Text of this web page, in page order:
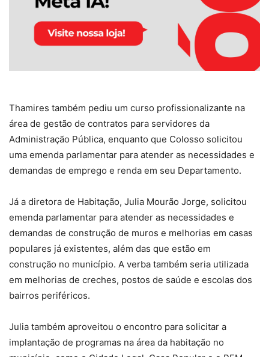
Thamires também pediu um curso profissionalizante na
área de gestão de contratos para servidores da
Administração Pública, enquanto que Colosso solicitou
uma emenda parlamentar para atender as necessidades e
demandas de emprego e renda em seu Departamento.
Já a diretora de Habitação, Julia Mourão Jorge, solicitou
emenda parlamentar para atender as necessidades e
demandas de construção de muros e melhorias em casas
populares já existentes, além das que estão em
construção no município. A verba também seria utilizada
em melhorias de creches, postos de saúde e escolas dos
bairros periféricos.
Julia também aproveitou o encontro para solicitar a
implantação de programas na área da habitação no